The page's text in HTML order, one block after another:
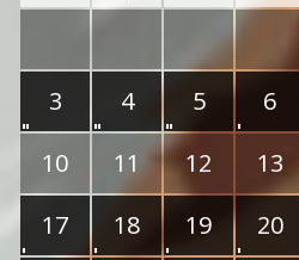
3
4 5 6
10
11 12 13
17
18 19 20